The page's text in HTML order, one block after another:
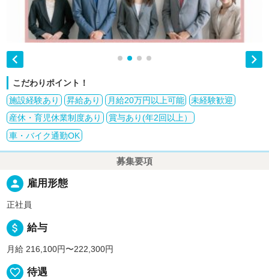
 
こだわりポイント！
施設経験あり
昇給あり 月給20万円以上可能
未経験歓迎
産休・育児休業制度あり
賞与あり(年2回以上）
車・バイク通勤OK
募集要項
person 雇用形態
正社員
attach_money 給与
月給 216,100円〜222,300円
favorite_border 待遇